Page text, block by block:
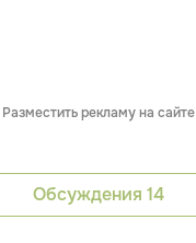
Разместить рекламу на сайте
Обсуждения 14